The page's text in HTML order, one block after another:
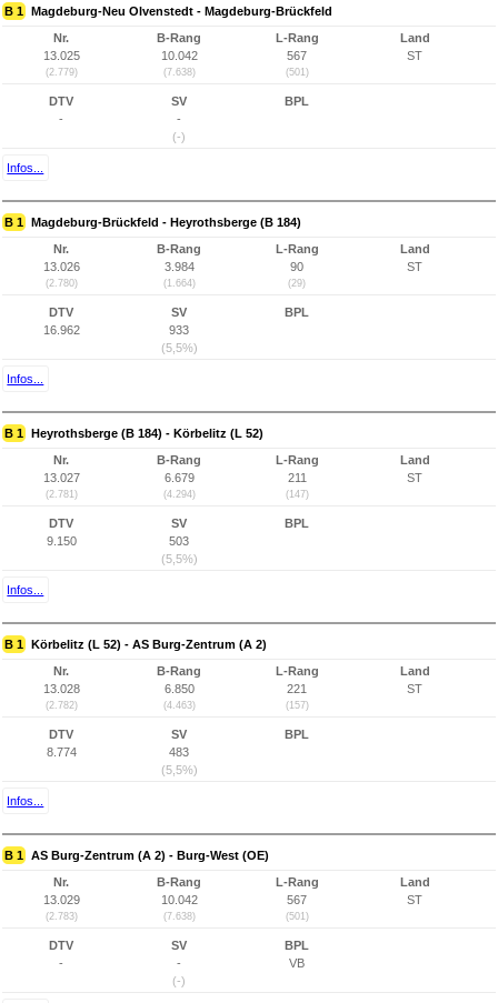
B 1 Magdeburg-Neu Olvenstedt - Magdeburg-Brückfeld
Nr.
13.025
(2.779)
B-Rang
10.042
(7.638)
L-Rang
567
(501)
Land
ST
DTV
-
SV
-
(-)
BPL
Infos...
B 1 Magdeburg-Brückfeld - Heyrothsberge (B 184)
Nr.
13.026
(2.780)
B-Rang
3.984
(1.664)
L-Rang
90
(29)
Land
ST
DTV
16.962
SV
933
(5,5%)
BPL
Infos...
B 1 Heyrothsberge (B 184) - Körbelitz (L 52)
Nr.
13.027
(2.781)
B-Rang
6.679
(4.294)
L-Rang
211
(147)
Land
ST
DTV
9.150
SV
503
(5,5%)
BPL
Infos...
B 1 Körbelitz (L 52) - AS Burg-Zentrum (A 2)
Nr.
13.028
(2.782)
B-Rang
6.850
(4.463)
L-Rang
221
(157)
Land
ST
DTV
8.774
SV
483
(5,5%)
BPL
Infos...
B 1 AS Burg-Zentrum (A 2) - Burg-West (OE)
Nr.
13.029
(2.783)
B-Rang
10.042
(7.638)
L-Rang
567
(501)
Land
ST
DTV
-
SV
-
(-)
BPL
VB